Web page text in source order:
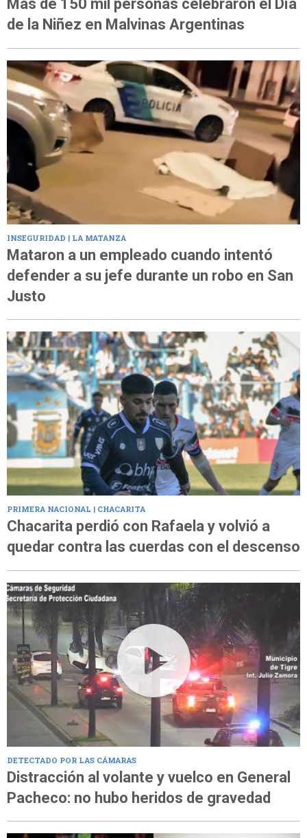
Más de 150 mil personas celebraron el Día
de la Niñez en Malvinas Argentinas
INSEGURIDAD | LA MATANZA
Mataron a un empleado cuando intentó
defender a su jefe durante un robo en San
Justo
PRIMERA NACIONAL | CHACARITA
Chacarita perdió con Rafaela y volvió a
quedar contra las cuerdas con el descenso
DETECTADO POR LAS CÁMARAS
Distracción al volante y vuelco en General
Pacheco: no hubo heridos de gravedad